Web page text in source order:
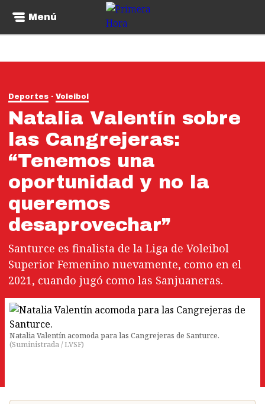
Menú
Deportes Voleibol
Natalia Valentín sobre
las Cangrejeras:
“Tenemos una
oportunidad y no la
queremos
desaprovechar”
Santurce es finalista de la Liga de Voleibol
Superior Femenino nuevamente, como en el
2021, cuando jugó como las Sanjuaneras.
Natalia Valentín acomoda para las Cangrejeras de Santurce.
(Suministrada / LVSF)